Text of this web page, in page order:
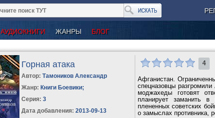
АУДИОКНИГИ ЖАНРЫ БЛОГ
Горная атака
Автор:Тамоников Александр
Жанр: Книги Боевики;
Серия:3
Дата добавления: 2013-09-13
4
Афганистан.
спецназовцы разгромили
моджахеды готовят
планирует заманить в
плененных советских
о замыслах противника,